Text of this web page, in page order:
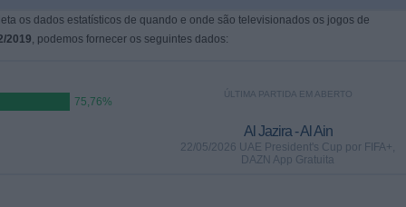
os dados estatísticos de quando e onde são televisionados os jogos de
2019, podemos fornecer os seguintes dados:
75,76%
ÚLTIMA PARTIDA EM ABERTO
Al Jazira - Al Ain
22/05/2026 UAE President's Cup por FIFA+,
DAZN App Gratuita